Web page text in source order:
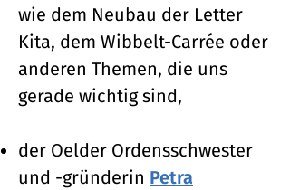
wie dem Neubau der Letter
Kita, dem Wibbelt-Carrée oder
anderen Themen, die uns
gerade wichtig sind,
der Oelder Ordensschwester
und -gründerin Petra